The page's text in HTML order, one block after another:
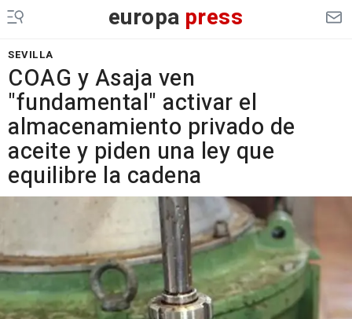
europa press
SEVILLA
COAG y Asaja ven
"fundamental" activar el
almacenamiento privado de
aceite y piden una ley que
equilibre la cadena